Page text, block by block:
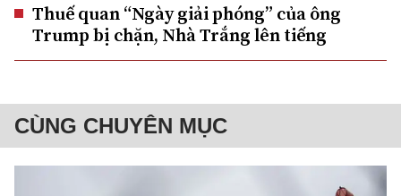
Thuế quan “Ngày giải phóng” của ông
Trump bị chặn, Nhà Trắng lên tiếng
CÙNG CHUYÊN MỤC